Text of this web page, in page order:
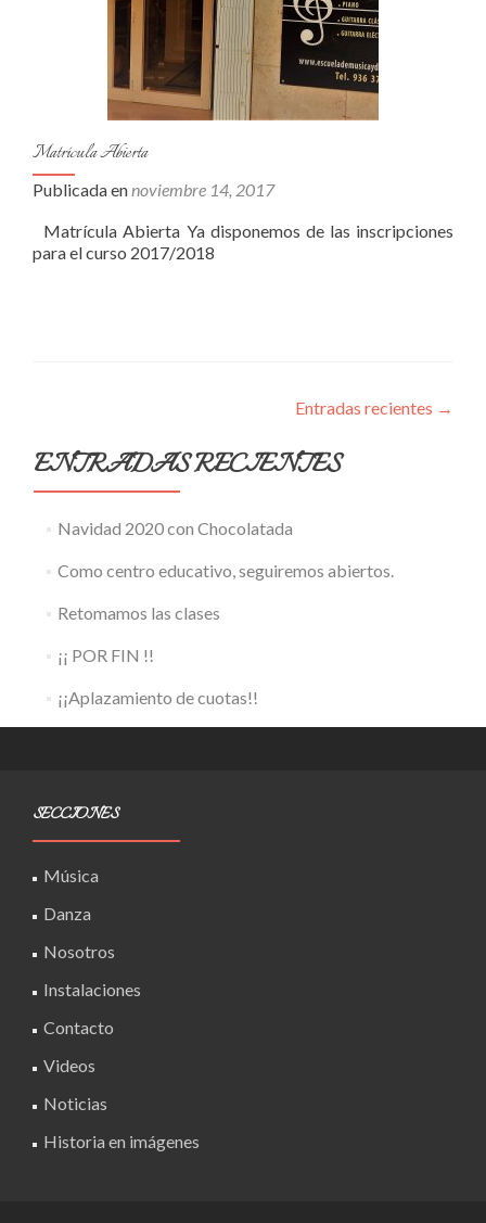
Matrícula Abierta
Publicada ennoviembre 14, 2017
Matrícula Abierta Ya disponemos de las inscripciones
para el curso 2017/2018
Entradas recientes →
ENTRADAS RECIENTES
Navidad 2020 con Chocolatada
Como centro educativo, seguiremos abiertos.
Retomamos las clases
¡¡ POR FIN !!
¡¡Aplazamiento de cuotas!!
SECCIONES
Música
Danza
Nosotros
Instalaciones
Contacto
Videos
Noticias
Historia en imágenes